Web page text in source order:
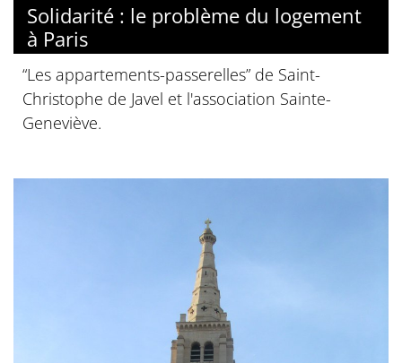
Solidarité : le problème du logement
à Paris
“Les appartements-passerelles” de Saint-
Christophe de Javel et l'association Sainte-
Geneviève.